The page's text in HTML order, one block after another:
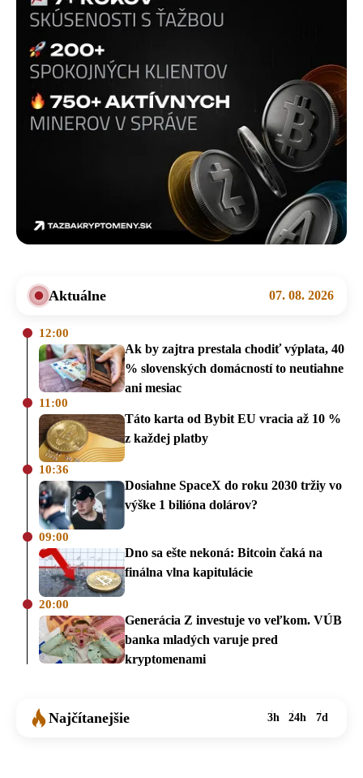
Aktuálne 07. 08. 2026
12:00
Ak by zajtra prestala chodiť výplata, 40
% slovenských domácností to neutiahne
ani mesiac
11:00
Táto karta od Bybit EU vracia až 10 %
z každej platby
10:36
Dosiahne SpaceX do roku 2030 tržiy vo
výške 1 bilióna dolárov?
09:00
Dno sa ešte nekoná: Bitcoin čaká na
finálna vlna kapitulácie
20:00
Generácia Z investuje vo veľkom. VÚB
banka mladých varuje pred
kryptomenami
Najčítanejšie 3h 24h 7d